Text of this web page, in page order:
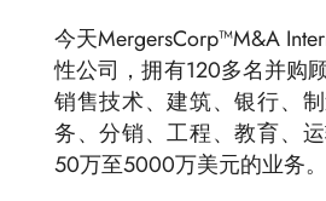
今天MergersCorp™M&A
性公司，拥有120多名并购
销售技术、建筑、银行、
务、分销、工程、教育、
50万至5000万美元的业务。